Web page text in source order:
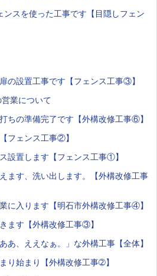
スを使った工事です【目隠しフェン
の設置工事です【フェンス工事③】
業について
ちの準備完了です【外構改修工事⑥】
フェンス工事②】
設置します【フェンス工事①】
ます、洗い出します。【外構改修工事
に入ります【明石市外構改修工事④】
ます【外構改修工事③】
あ、ええなぁ。」な外構工事【全体】
り始まり【外構改修工事➁】